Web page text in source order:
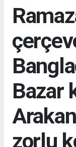
Bazar
zorlu